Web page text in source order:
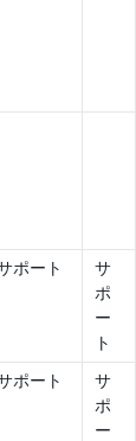
ポート
サ
ポ
ー
ト
ポート
サ
ポ
ー